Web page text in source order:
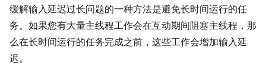
缓解输入延迟过长问题的一种方法是避免长时间运行的任
务。如果您有大量主线程工作会在互动期间阻塞主线程，那
么在长时间运行的任务完成之前，这些工作会增加输入延
迟。